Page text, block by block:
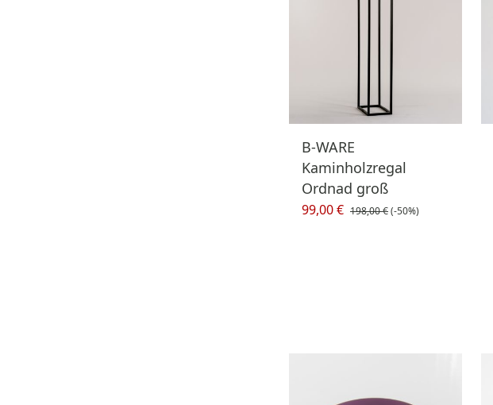
B-WARE
Kaminholzregal
Ordnad groß
99,00 € 198,00 €(-50%)